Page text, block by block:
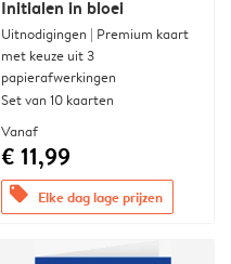
Initialen in bloei
Uitnodigingen | Premium kaart
met keuze uit 3
papierafwerkingen
Set van 10 kaarten
Vanaf
€ 11,99
offers Elke dag lage prijzen